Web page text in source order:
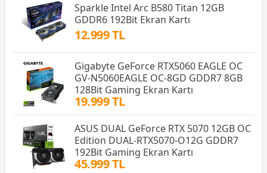
Sparkle Intel Arc B580 Titan 12GB
GDDR6 192Bit Ekran Kartı
12.999 TL
Gigabyte GeForce RTX5060 EAGLE OC
GV-N5060EAGLE OC-8GD GDDR7 8GB
128Bit Gaming Ekran Kartı
19.999 TL
ASUS DUAL GeForce RTX 5070 12GB OC
Edition DUAL-RTX5070-O12G GDDR7
192Bit Gaming Ekran Kartı
45.999 TL